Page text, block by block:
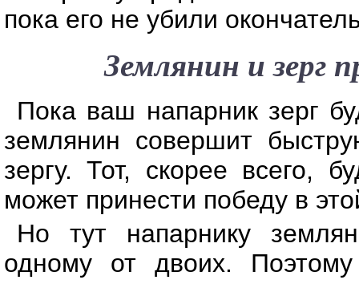
пока его не убили
Землянин и зерг
Пока ваш напарник зерг
землянин совершит
зергу. Тот, скорее всего,
может принести победу в
Но тут напарнику
одному от двоих.